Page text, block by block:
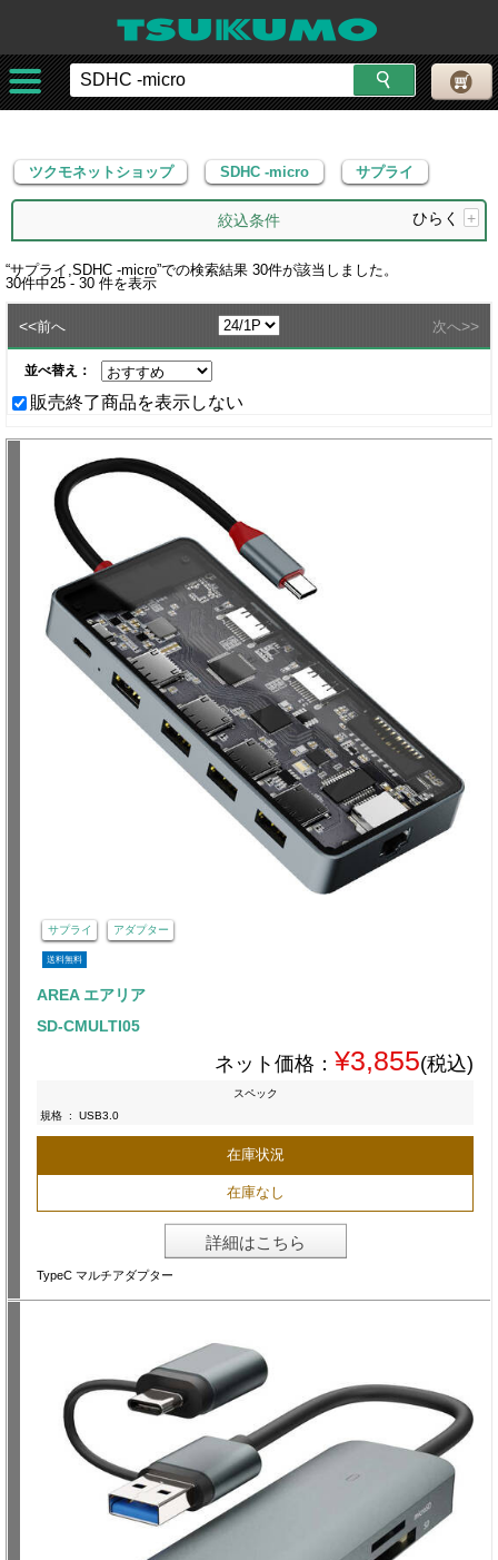
ツクモネットショップ サプライ
ツクモネットショップ SDHC -micro サプライ
絞込条件 ひらく +
“サプライ,SDHC -micro”での検索結果 30件が該当しました。
30件中25 - 30 件を表示
<<前へ 次へ>>
並べ替え：
販売終了商品を表示しない
サプライ アダプター
送料無料
AREA エアリア
SD-CMULTI05
ネット価格： ¥3,855(税込)
スペック
規格 : USB3.0
在庫状況
在庫なし
詳細はこちら
TypeC マルチアダプター